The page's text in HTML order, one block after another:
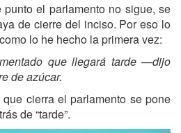
el parlamento no sigue, se
de cierre del inciso. Por eso lo
lo he hecho la primera vez:
que llegará tarde —dijo
de azúcar.
cierra el parlamento se pone
de “tarde”.